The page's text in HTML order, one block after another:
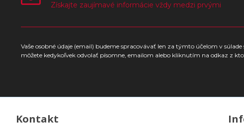
Získajte zaujímavé informácie vždy medzi prvými
Vaše osobné údaje (email) budeme spracovávať len za týmto účelom v
môžete kedykoľvek odvolať písomne, emailom alebo kliknutím na odkaz z
Kontakt